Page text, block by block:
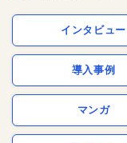
インタビュー
導入事例
マンガ